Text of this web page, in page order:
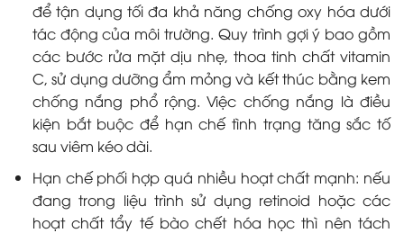
để tận dụng tối đa khả năng chống oxy hóa dưới
tác động của môi trường. Quy trình gợi ý bao gồm
các bước rửa mặt dịu nhẹ, thoa tinh chất vitamin
C, sử dụng dưỡng ẩm mỏng và kết thúc bằng kem
chống nắng phổ rộng. Việc chống nắng là điều
kiện bắt buộc để hạn chế tình trạng tăng sắc tố
sau viêm kéo dài.
Hạn chế phối hợp quá nhiều hoạt chất mạnh: nếu
đang trong liệu trình sử dụng retinoid hoặc các
hoạt chất tẩy tế bào chết hóa học thì nên tách